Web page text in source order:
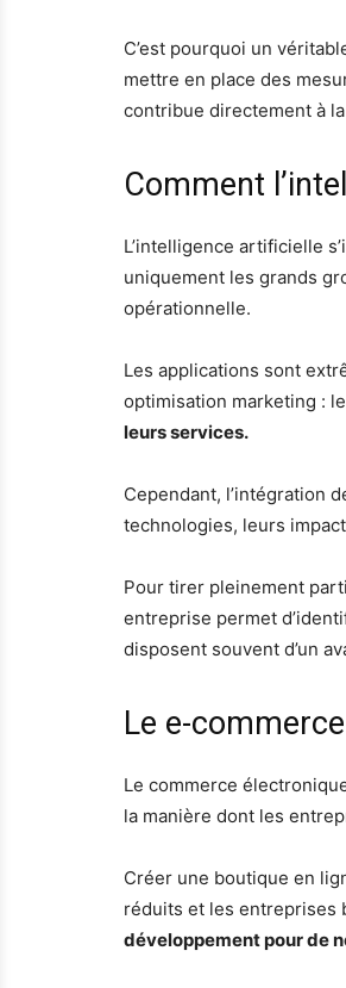
C’est pourquoi un
mettre en place des
contribue directement à
Comment
L’intelligence artificielle
uniquement les grands
opérationnelle.
Les applications sont
optimisation marketing :
leurs services.
Cependant, l’intégration
technologies, leurs
Pour tirer pleinement
entreprise permet
disposent souvent d’un
Le e-
Le commerce
la manière dont les
Créer une boutique en
réduits et les entreprises
développement pour de